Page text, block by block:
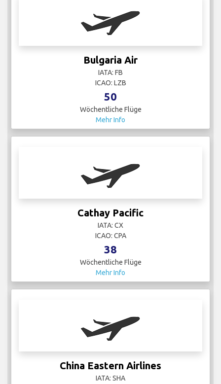
Bulgaria Air
IATA: FB
ICAO: LZB
50
Wöchentliche Flüge
Mehr Info
Cathay Pacific
IATA: CX
ICAO: CPA
38
Wöchentliche Flüge
Mehr Info
China Eastern Airlines
IATA: SHA